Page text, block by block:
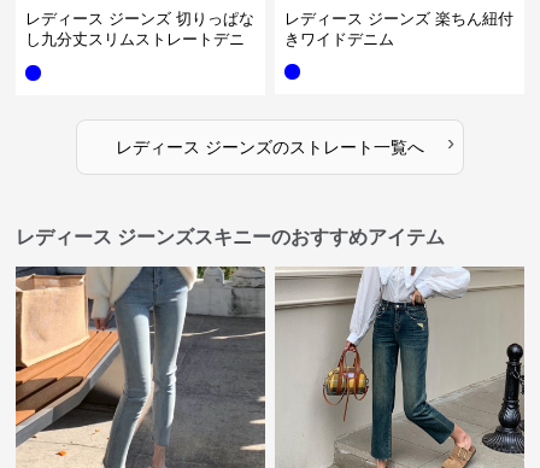
レディース ジーンズ 切りっぱな
し九分丈スリムストレートデニ
レディース ジーンズ 楽ちん紐付
きワイドデニム
レディース ジーンズのストレート一覧へ ›
レディース ジーンズスキニーのおすすめアイテム